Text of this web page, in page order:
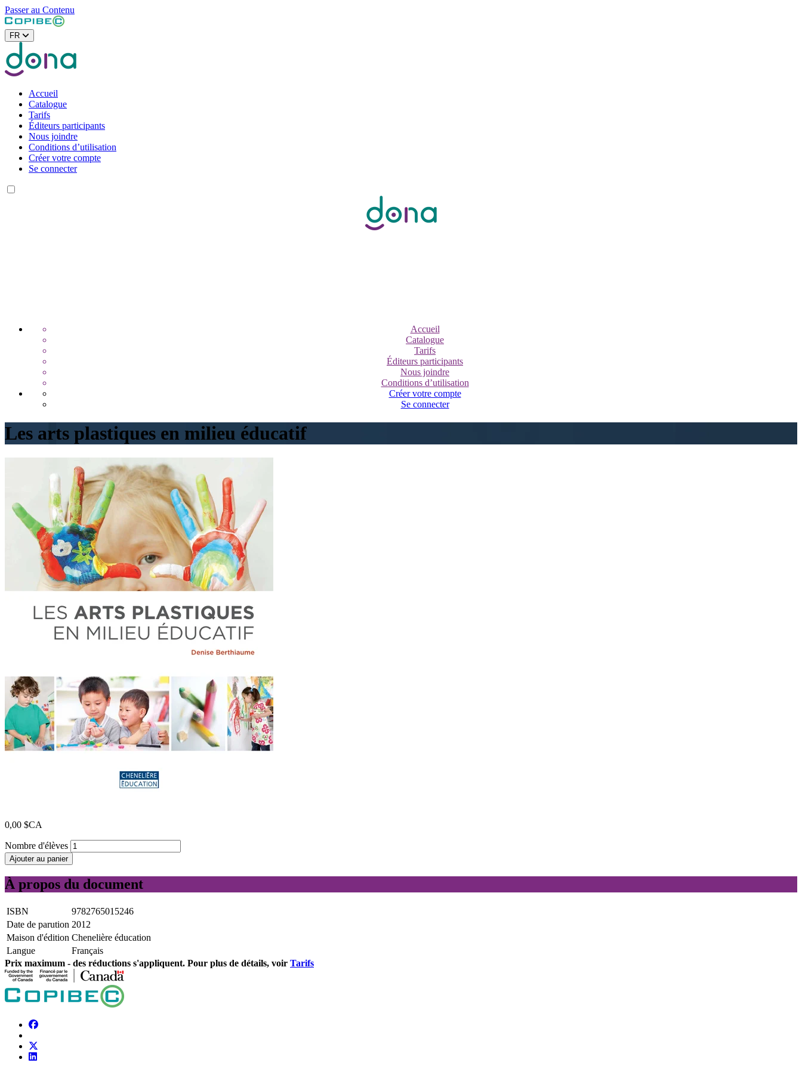
Passer au Contenu
FR
Accueil
Catalogue
Tarifs
Éditeurs participants
Nous joindre
Conditions d’utilisation
Créer votre compte
Se connecter
Accueil
Catalogue
Tarifs
Éditeurs participants
Nous joindre
Conditions d’utilisation
Créer votre compte
Se connecter
Les arts plastiques en milieu éducatif
0,00 $CA
Nombre d'élèves
Ajouter au panier
À propos du document
ISBN
9782765015246
Date de parution 2012
Maison d'édition Chenelière éducation
Langue
Français
Prix ​​maximum - des réductions s'appliquent. Pour plus de détails, voir Tarifs